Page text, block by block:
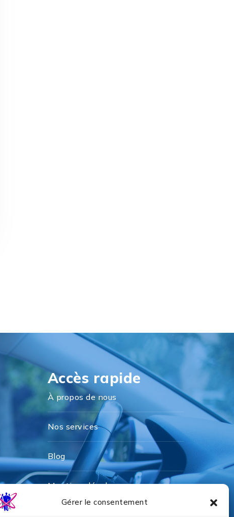
Gérer le consentement
Accès rapide
À propos de nous
Nos services
Blog
Mentions légales